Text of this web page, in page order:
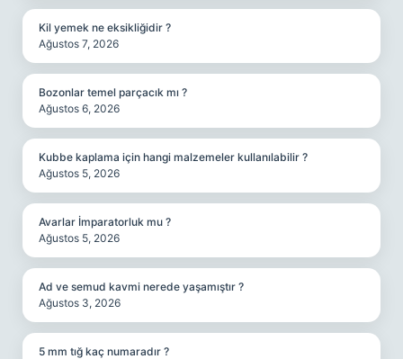
Kil yemek ne eksikliğidir ?
Ağustos 7, 2026
Bozonlar temel parçacık mı ?
Ağustos 6, 2026
Kubbe kaplama için hangi malzemeler kullanılabilir ?
Ağustos 5, 2026
Avarlar İmparatorluk mu ?
Ağustos 5, 2026
Ad ve semud kavmi nerede yaşamıştır ?
Ağustos 3, 2026
5 mm tığ kaç numaradır ?